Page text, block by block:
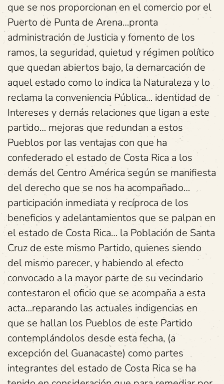
que se nos proporcionan en el comercio por el
Puerto de Punta de Arena…pronta
administración de Justicia y fomento de los
ramos, la seguridad, quietud y régimen político
que quedan abiertos bajo, la demarcación de
aquel estado como lo indica la Naturaleza y lo
reclama la conveniencia Pública… identidad de
Intereses y demás relaciones que ligan a este
partido… mejoras que redundan a estos
Pueblos por las ventajas con que ha
confederado el estado de Costa Rica a los
demás del Centro América según se manifiesta
del derecho que se nos ha acompañado…
participación inmediata y recíproca de los
beneficios y adelantamientos que se palpan en
el estado de Costa Rica… la Población de Santa
Cruz de este mismo Partido, quienes siendo
del mismo parecer, y habiendo al efecto
convocado a la mayor parte de su vecindario
contestaron el oficio que se acompaña a esta
acta…reparando las actuales indigencias en
que se hallan los Pueblos de este Partido
contemplándolos desde esta fecha, (a
excepción del Guanacaste) como partes
integrantes del estado de Costa Rica se ha